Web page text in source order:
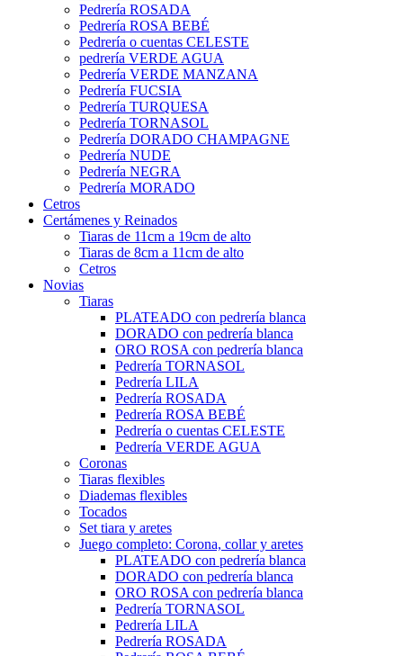
Pedrería ROSADA
Pedrería ROSA BEBÉ
Pedrería o cuentas CELESTE
pedrería VERDE AGUA
Pedrería VERDE MANZANA
Pedrería FUCSIA
Pedrería TURQUESA
Pedrería TORNASOL
Pedrería DORADO CHAMPAGNE
Pedrería NUDE
Pedrería NEGRA
Pedrería MORADO
Cetros
Certámenes y Reinados
Tiaras de 11cm a 19cm de alto
Tiaras de 8cm a 11cm de alto
Cetros
Novias
Tiaras
PLATEADO con pedrería blanca
DORADO con pedrería blanca
ORO ROSA con pedrería blanca
Pedrería TORNASOL
Pedrería LILA
Pedrería ROSADA
Pedrería ROSA BEBÉ
Pedrería o cuentas CELESTE
Pedrería VERDE AGUA
Coronas
Tiaras flexibles
Diademas flexibles
Tocados
Set tiara y aretes
Juego completo: Corona, collar y aretes
PLATEADO con pedrería blanca
DORADO con pedrería blanca
ORO ROSA con pedrería blanca
Pedrería TORNASOL
Pedrería LILA
Pedrería ROSADA